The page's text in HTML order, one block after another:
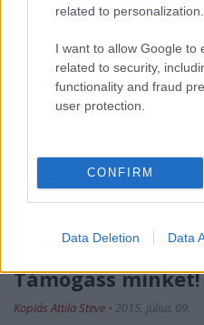
related to personalization.
I want to allow Google to
related to security,
functionality and fraud
user protection.
CONFIRM
Data Deletion Data
Támogass minket!
Kopiás Attila Steve • 2015. július 09.